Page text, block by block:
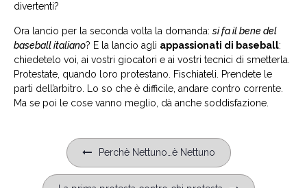
divertenti?
Ora lancio per la seconda volta la domanda:si fa il bene del
baseball italiano? E la lancio agli appassionati di baseball:
chiedetelo voi, ai vostri giocatori e ai vostri tecnici di smetterla.
Protestate, quando loro protestano. Fischiateli. Prendete le
parti dell’arbitro. Lo so che è difficile, andare contro corrente.
Ma se poi le cose vanno meglio, dà anche soddisfazione.
Perchè Nettuno…è Nettuno